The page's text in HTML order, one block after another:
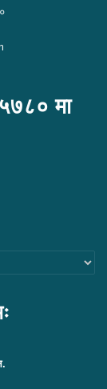
मा